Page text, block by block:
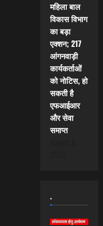
महिला बाल
विकास विभाग
का बड़ा
एक्शन; 217
आंगनवाड़ी
कार्यकर्ताओं
को नोटिस, हो
सकती है
एफआईआर
और सेवा
समाप्त
.